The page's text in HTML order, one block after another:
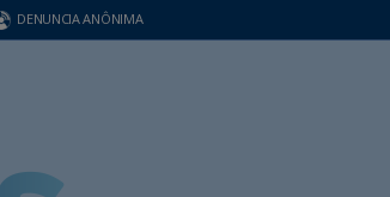
DENUNCIA ANÔNIMA